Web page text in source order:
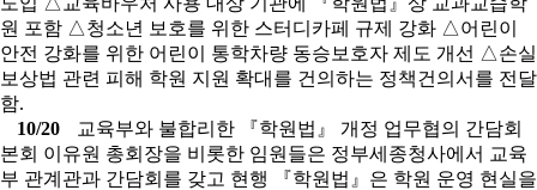
원 포함 △청소년 보호를 위한 스터디카페 규제 강화 △어린이
안전 강화를 위한 어린이 통학차량 동승보호자 제도 개선 △손실
보상법 관련 피해 학원 지원 확대를 건의하는 정책건의서를 전달
함.
10/20
교육부와 불합리한 『학원법』 개정 업무협의 간담회
본회 이유원 총회장을 비롯한 임원들은 정부세종청사에서 교육
부 관계관과 간담회를 갖고 현행 『학원법』은 학원 운영 현실을